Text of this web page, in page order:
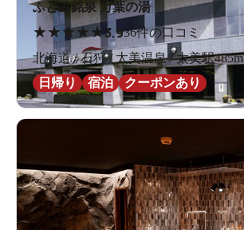
ふとみ銘泉 万葉の湯
★★★★ ★3.936件の口コミ
北海道 / 石狩 / 太美温泉 / 太美駅485m
日帰り
宿泊 クーポンあり